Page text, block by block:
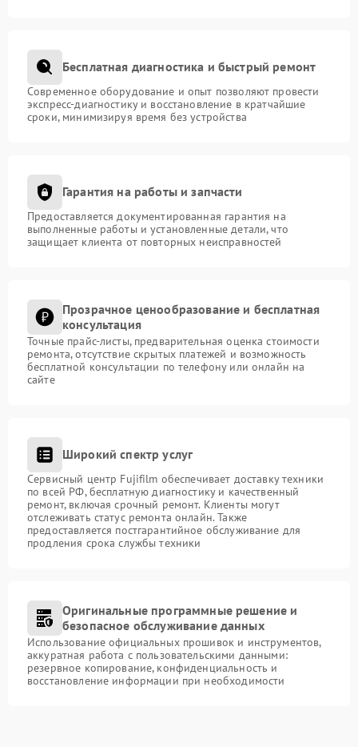
Бесплатная диагностика и быстрый ремонт
Современное оборудование и опыт позволяют провести
экспресс-диагностику и восстановление в кратчайшие
сроки, минимизируя время без устройства
Гарантия на работы и запчасти
Предоставляется документированная гарантия на
выполненные работы и установленные детали, что
защищает клиента от повторных неисправностей
Прозрачное ценообразование и бесплатная
консультация
Точные прайс-листы, предварительная оценка стоимости
ремонта, отсутствие скрытых платежей и возможность
бесплатной консультации по телефону или онлайн на
сайте
Широкий спектр услуг
Сервисный центр Fujifilm обеспечивает доставку техники
по всей РФ, бесплатную диагностику и качественный
ремонт, включая срочный ремонт. Клиенты могут
отслеживать статус ремонта онлайн. Также
предоставляется постгарантийное обслуживание для
продления срока службы техники
Оригинальные программные решение и
безопасное обслуживание данных
Использование официальных прошивок и инструментов,
аккуратная работа с пользовательскими данными:
резервное копирование, конфиденциальность и
восстановление информации при необходимости